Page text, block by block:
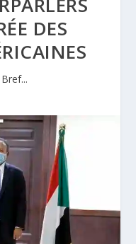
DES